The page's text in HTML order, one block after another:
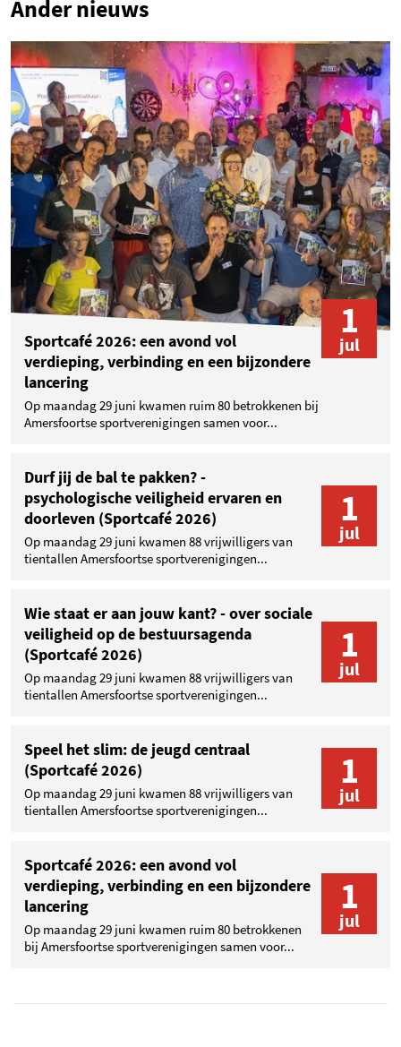
Ander nieuws
Sportcafé 2026: een avond vol
verdieping, verbinding en een bijzondere
lancering
Op maandag 29 juni kwamen ruim 80 betrokkenen bij
Amersfoortse sportverenigingen samen voor...
1
jul
Durf jij de bal te pakken? -
psychologische veiligheid ervaren en
doorleven (Sportcafé 2026)
Op maandag 29 juni kwamen 88 vrijwilligers van
tientallen Amersfoortse sportverenigingen...
1
jul
Wie staat er aan jouw kant? - over sociale
veiligheid op de bestuursagenda
(Sportcafé 2026)
Op maandag 29 juni kwamen 88 vrijwilligers van
tientallen Amersfoortse sportverenigingen...
1
jul
Speel het slim: de jeugd centraal
(Sportcafé 2026)
Op maandag 29 juni kwamen 88 vrijwilligers van
tientallen Amersfoortse sportverenigingen...
1
jul
Sportcafé 2026: een avond vol
verdieping, verbinding en een bijzondere
lancering
Op maandag 29 juni kwamen ruim 80 betrokkenen
bij Amersfoortse sportverenigingen samen voor...
1
jul